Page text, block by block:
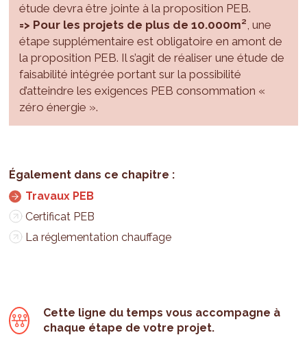
étude devra être jointe à la proposition PEB.
=> Pour les projets de plus de 10.000m², une
étape supplémentaire est obligatoire en amont de
la proposition PEB. Il s’agit de réaliser une étude de
faisabilité intégrée portant sur la possibilité
d’atteindre les exigences PEB consommation «
zéro énergie ».
Travaux PEB
Certificat PEB
La réglementation chauffage
Cette ligne du temps vous accompagne à
chaque étape de votre projet.